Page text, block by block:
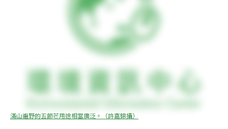
滿山遍野的五節芒用途相當廣泛。（許嘉錦攝）